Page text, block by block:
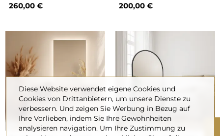
260,00 €
200,00 €
Diese Website verwendet eigene Cookies und
Cookies von Drittanbietern, um unsere Dienste zu
verbessern. Und zeigen Sie Werbung in Bezug auf
Ihre Vorlieben, indem Sie Ihre Gewohnheiten
analysieren navigation. Um Ihre Zustimmung zu